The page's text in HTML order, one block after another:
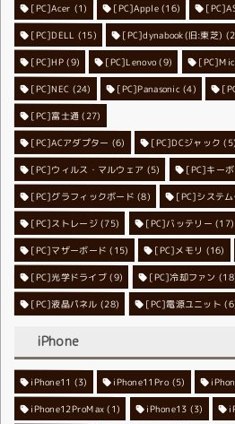
[PC]Acer (1) [PC]Apple(16)
[PC]DELL (15) [PC]dynabook(旧:東芝)
[PC]HP(9) [PC]Lenovo(9)
[PC]NEC (24) [PC]Panasonic (4)
[PC]富士通 (27)
[PC]ACアダプター (6) [PC]DCジャック (5)
[PC]ウィルス・マルウェア (5) [PC]キー
[PC]グラフィックボード (8) [PC]システ
[PC]ストレージ(75) [PC]バッテリー (17)
[PC]マザーボード (15) [PC]メモリ (16)
[PC]光学ドライブ (9) [PC]冷却ファン
[PC]液晶パネル (28) [PC]電源ユニット
iPhone
iPhone11 (3) iPhone11Pro(5)
iPhone12ProMax (1) iPhone13 (3)